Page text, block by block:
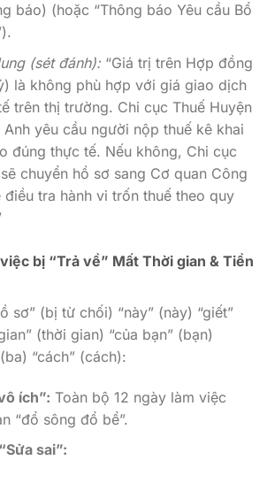
báo) (hoặc “Thông báo Yêu cầu Bổ
(sét đánh):“Giá trị trên Hợp đồng
là không phù hợp với giá giao dịch
trên thị trường. Chi cục Thuế Huyện
yêu cầu người nộp thuế kê khai
đúng thực tế. Nếu không, Chi cục
chuyển hồ sơ sang Cơ quan Công
điều tra hành vi trốn thuế theo quy
bị “Trả về” Mất Thời gian & Tiền
sơ” (bị từ chối) “này” (này) “giết”
(thời gian) “của bạn” (bạn)
“cách” (cách):
ích”: Toàn bộ 12 ngày làm việc
“đổ sông đổ bể”.
sai”: